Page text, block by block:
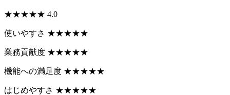
★★★★★ 4.0
使いやすさ ★★★★★
業務貢献度 ★★★★★
機能への満足度 ★★★★★
はじめやすさ ★★★★★